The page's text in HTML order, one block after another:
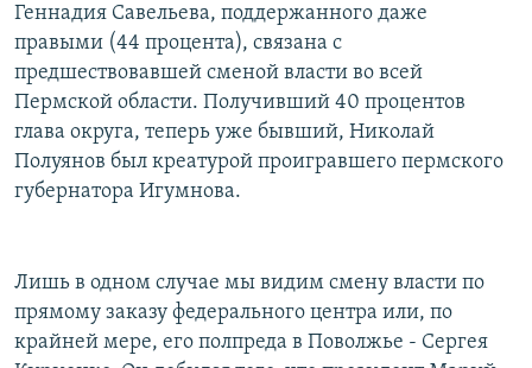
Геннадия Савельева, поддержанного даже
правыми (44 процента), связана с
предшествовавшей сменой власти во всей
Пермской области. Получивший 40 процентов
глава округа, теперь уже бывший, Николай
Полуянов был креатурой проигравшего пермского
губернатора Игумнова.
Лишь в одном случае мы видим смену власти по
прямому заказу федерального центра или, по
крайней мере, его полпреда в Поволжье - Сергея